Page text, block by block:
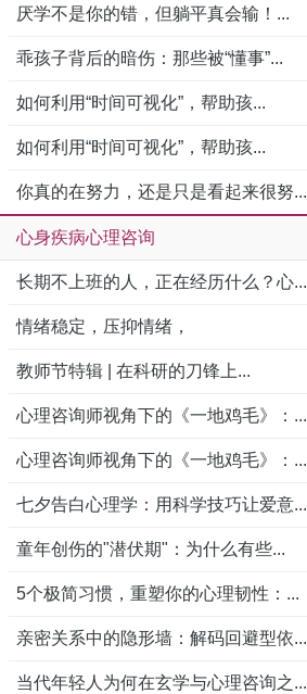
厌学不是你的错，但躺平真会输！...
乖孩子背后的暗伤：那些被“懂事”...
如何利用“时间可视化”，帮助孩...
如何利用“时间可视化”，帮助孩...
你真的在努力，还是只是看起来很努...
心身疾病心理咨询
长期不上班的人，正在经历什么？心...
情绪稳定，压抑情绪，
教师节特辑 | 在科研的刀锋上...
心理咨询师视角下的《一地鸡毛》：...
心理咨询师视角下的《一地鸡毛》：...
七夕告白心理学：用科学技巧让爱意...
童年创伤的"潜伏期"：为什么有些...
5个极简习惯，重塑你的心理韧性：...
亲密关系中的隐形墙：解码回避型依...
当代年轻人为何在玄学与心理咨询之...